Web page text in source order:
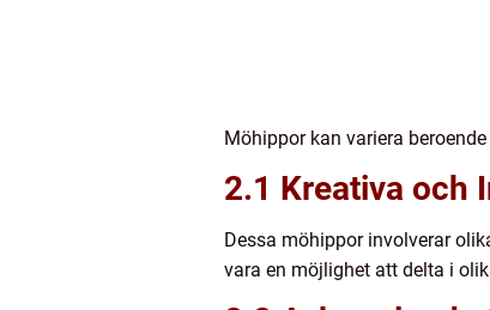
Möhippor kan variera
2.1 Kreativa och
Dessa möhippor involverar
vara en möjlighet att delta i